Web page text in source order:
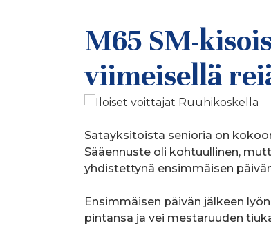
M65 SM-
viimeisellä
Satayksitoista senioria on
Sääennuste oli kohtuullinen,
yhdistettynä ensimmäisen
Ensimmäisen päivän jälkeen
pintansa ja vei mestaruuden